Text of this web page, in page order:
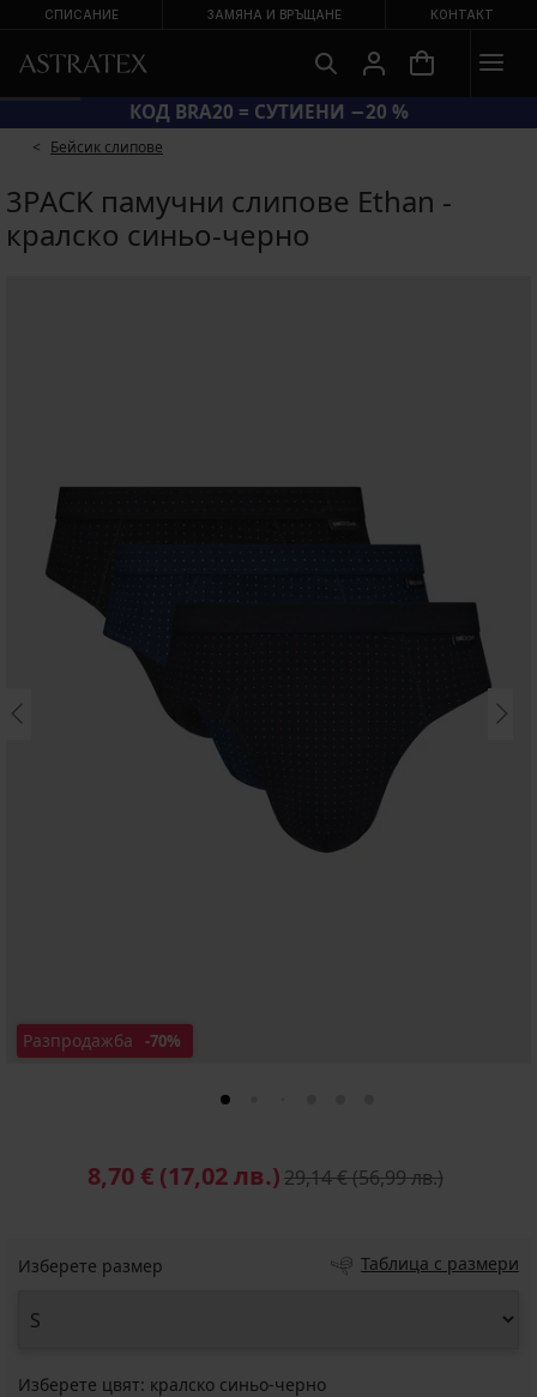
СПИСАНИЕ ЗАМЯНА И ВРЪЩАНЕ КОНТАКТ
КОД BRA20 = СУТИЕНИ −20 %
Бейсик слипове
3PACK памучни слипове Ethan -
кралско синьо-черно
Разпродажба -70%
8,70 € (17,02 лв.)29,14 €(56,99 лв.)
Изберете размер Таблица с размери
Изберете цвят: кралско синьо-черно